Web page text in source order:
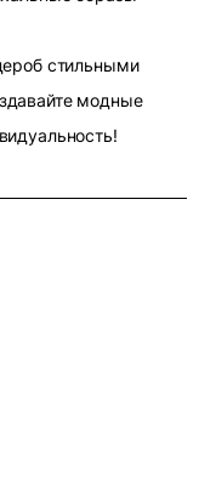
стильными
модные